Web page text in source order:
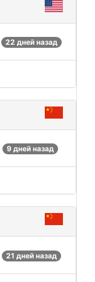
22 дней назад
9 дней назад
21 дней назад